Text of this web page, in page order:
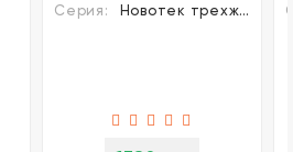
шинопроводов
Серия: Новотек трехжильные шинопроводы и аксессуары